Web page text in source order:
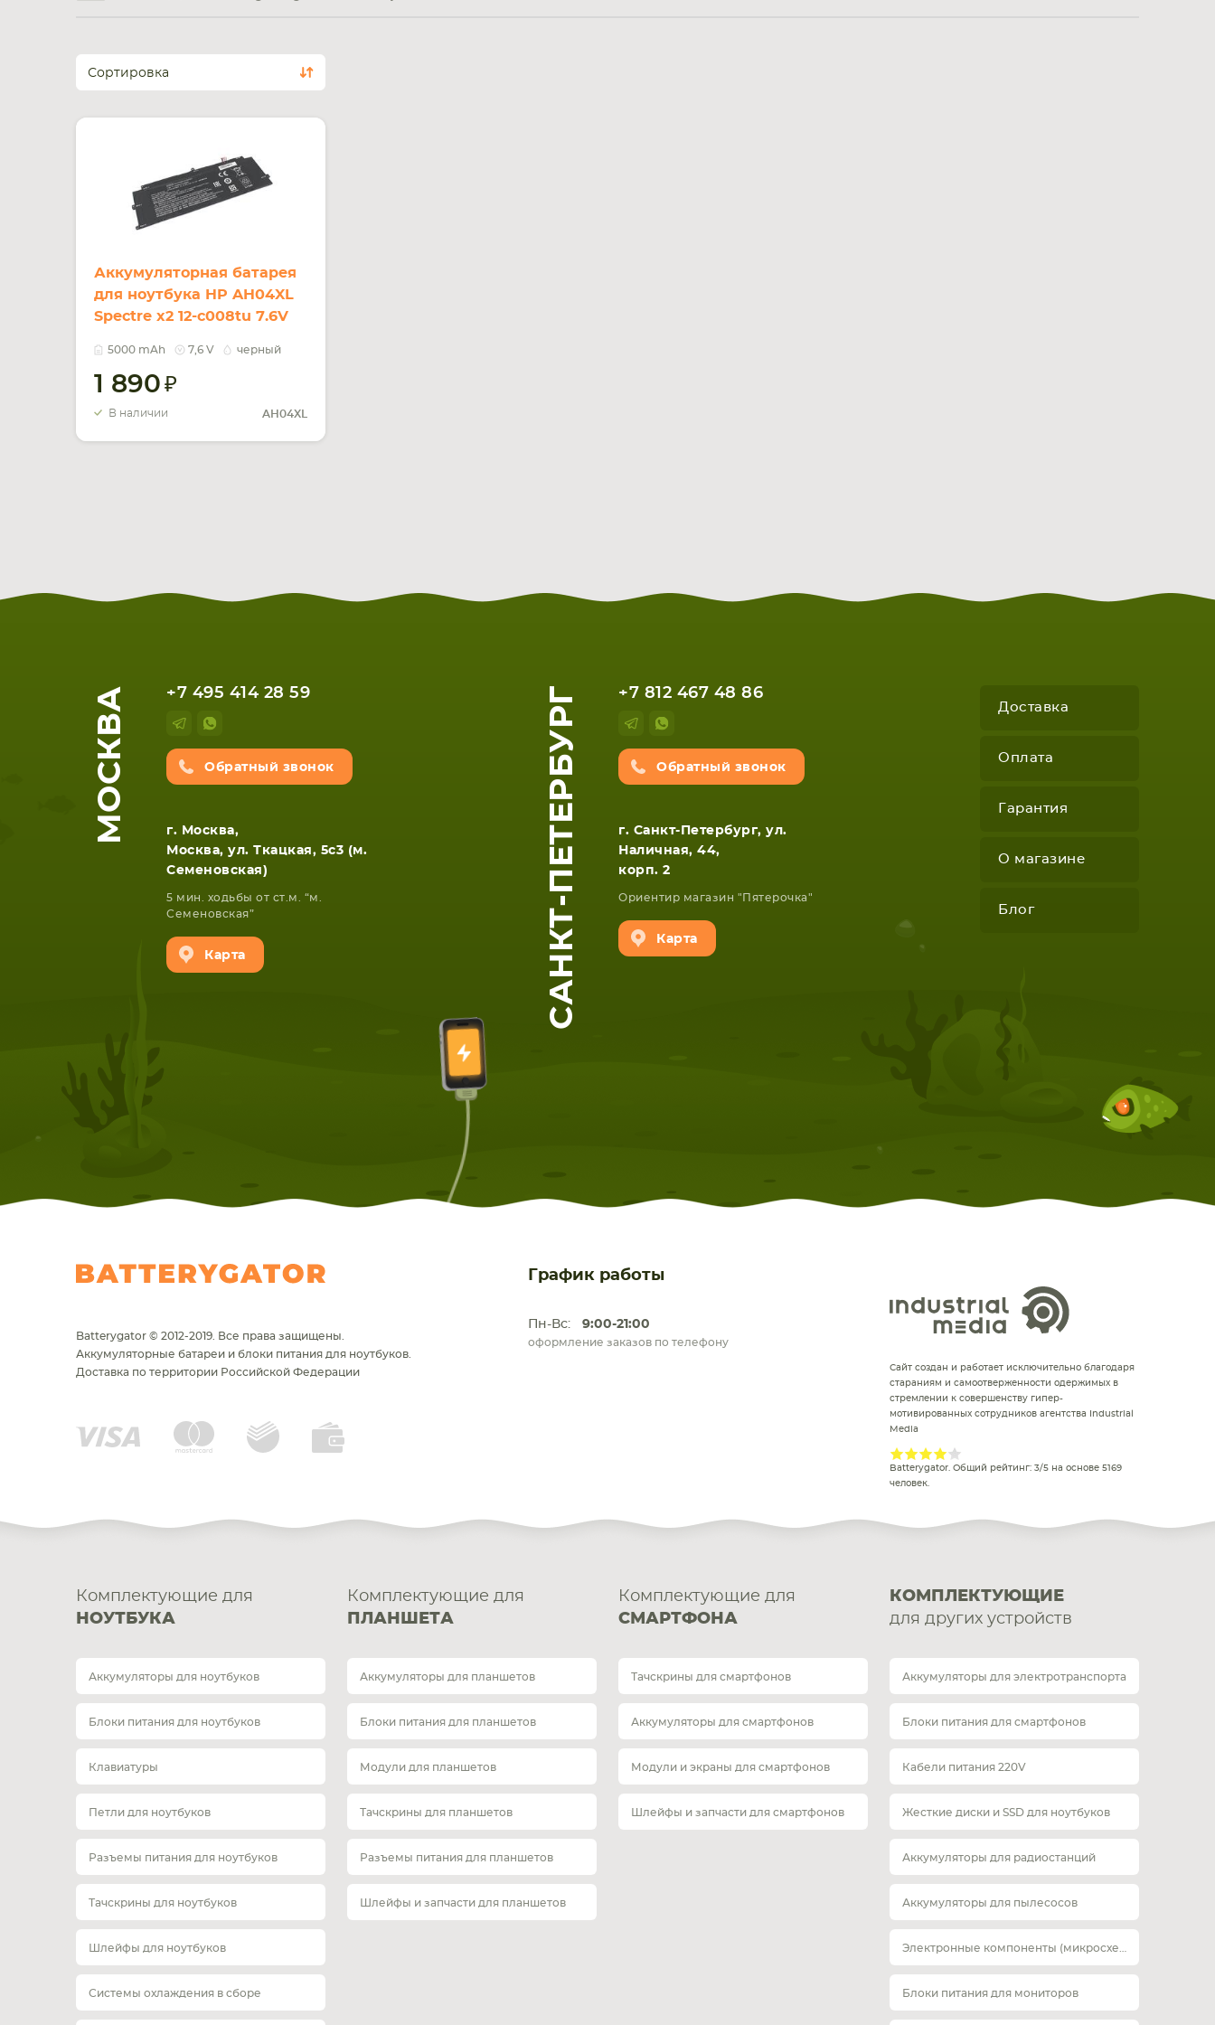
Сортировка
Аккумуляторная батарея
для ноутбука HP AH04XL
Spectre x2 12-c008tu 7.6V
5000 mAh 7,6 V черный
1 890
В наличии AH04XL
МОСКВА +7 495 414 28 59
Обратный звонок
г. Москва,
Москва, ул. Ткацкая, 5с3 (м.
Семеновская)
5 мин. ходьбы от ст.м. “м.
Семеновская”
Карта САНКТ-ПЕТЕРБУРГ +7 812 467 48 86
Обратный звонок
г. Санкт-Петербург, ул.
Наличная, 44,
корп. 2
Ориентир магазин "Пятерочка"
Карта
Доставка
Оплата
Гарантия
О магазине
Блог
График работы
Пн-Вс: 9:00-21:00
оформление заказов по телефону
Batterygator © 2012-2019. Все права защищены.
Аккумуляторные батареи и блоки питания для ноутбуков.
Доставка по территории Российской Федерации
Сайт создан и работает исключительно благодаря
стараниям и самоотверженности одержимых в
стремлении к совершенству гипер-
мотивированных сотрудников агентства Industrial
Media
Batterygator. Общий рейтинг: 3/5 на основе 5169
человек.
Комплектующие для
НОУТБУКА
Аккумуляторы для ноутбуков
Блоки питания для ноутбуков
Клавиатуры
Петли для ноутбуков
Разъемы питания для ноутбуков
Тачскрины для ноутбуков
Шлейфы для ноутбуков
Системы охлаждения в сборе
Комплектующие для
ПЛАНШЕТА
Аккумуляторы для планшетов
Блоки питания для планшетов
Модули для планшетов
Тачскрины для планшетов
Разъемы питания для планшетов
Шлейфы и запчасти для планшетов
Комплектующие для
СМАРТФОНА
Тачскрины для смартфонов
Аккумуляторы для смартфонов
Модули и экраны для смартфонов
Шлейфы и запчасти для смартфонов
КОМПЛЕКТУЮЩИЕ
для других устройств
Аккумуляторы для электротранспорта
Блоки питания для смартфонов
Кабели питания 220V
Жесткие диски и SSD для ноутбуков
Аккумуляторы для радиостанций
Аккумуляторы для пылесосов
Блоки питания для мониторов